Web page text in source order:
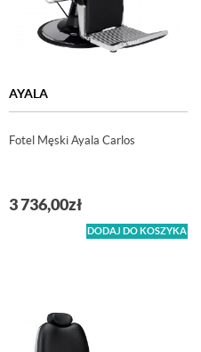
AYALA
Fotel Męski Ayala Carlos
3 736,00zł
DODAJ DO KOSZYKA